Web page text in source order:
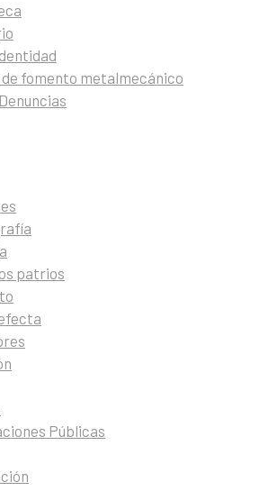
fomento metalmecánico
patrios
Públicas